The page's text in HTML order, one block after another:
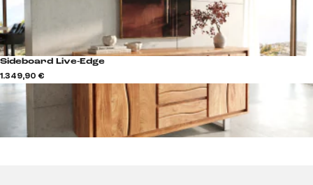
Sideboard Live-Edge
1.349,90 €